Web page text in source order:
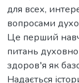
для всех,
вопросами
Це перший
питань
здоров′я як
Надається